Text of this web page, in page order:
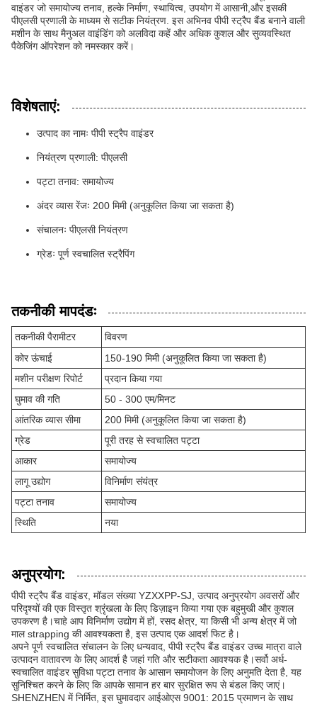
वाइंडर जो समायोज्य तनाव, हल्के निर्माण, स्थायित्व, उपयोग में आसानी,और इसकी
पीएलसी प्रणाली के माध्यम से सटीक नियंत्रण. इस अभिनव पीपी स्ट्रैप बैंड बनाने वाली
मशीन के साथ मैनुअल वाइंडिंग को अलविदा कहें और अधिक कुशल और सुव्यवस्थित
पैकेजिंग ऑपरेशन को नमस्कार करें।
विशेषताएं:
उत्पाद का नामः पीपी स्ट्रैप वाइंडर
नियंत्रण प्रणाली: पीएलसी
पट्टा तनाव: समायोज्य
अंदर व्यास रेंजः 200 मिमी (अनुकूलित किया जा सकता है)
संचालनः पीएलसी नियंत्रण
ग्रेडः पूर्ण स्वचालित स्ट्रैपिंग
तकनीकी मापदंडः
तकनीकी पैरामीटर
विवरण
कोर ऊंचाई
150-190 मिमी (अनुकूलित किया जा सकता है)
मशीन परीक्षण रिपोर्ट
प्रदान किया गया
घुमाव की गति
50 - 300 एम/मिनट
आंतरिक व्यास सीमा
200 मिमी (अनुकूलित किया जा सकता है)
ग्रेड
पूरी तरह से स्वचालित पट्टा
आकार
समायोज्य
लागू उद्योग
विनिर्माण संयंत्र
पट्टा तनाव
समायोज्य
स्थिति
नया
अनुप्रयोग:
पीपी स्ट्रैप बैंड वाइंडर, मॉडल संख्या YZXXPP-SJ, उत्पाद अनुप्रयोग अवसरों और
परिदृश्यों की एक विस्तृत श्रृंखला के लिए डिज़ाइन किया गया एक बहुमुखी और कुशल
उपकरण है।चाहे आप विनिर्माण उद्योग में हों, रसद क्षेत्र, या किसी भी अन्य क्षेत्र में जो
माल strapping की आवश्यकता है, इस उत्पाद एक आदर्श फिट है।
अपने पूर्ण स्वचालित संचालन के लिए धन्यवाद, पीपी स्ट्रैप बैंड वाइंडर उच्च मात्रा वाले
उत्पादन वातावरण के लिए आदर्श है जहां गति और सटीकता आवश्यक है।सर्वो अर्ध-
स्वचालित वाइंडर सुविधा पट्टा तनाव के आसान समायोजन के लिए अनुमति देता है, यह
सुनिश्चित करने के लिए कि आपके सामान हर बार सुरक्षित रूप से बंडल किए जाएं।
SHENZHEN में निर्मित, इस घुमावदार आईओएस 9001: 2015 प्रमाणन के साथ